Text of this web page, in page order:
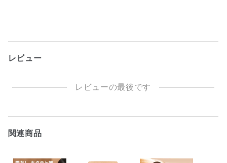
レビュー
レビューの最後です
関連商品